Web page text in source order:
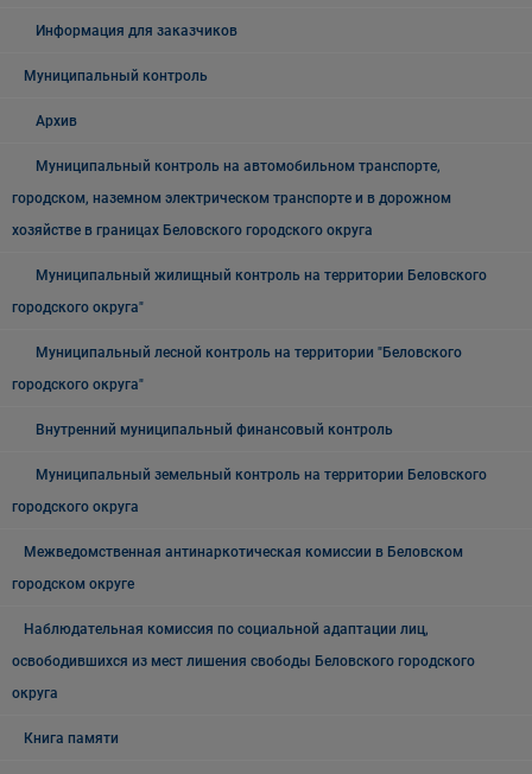
Информация для заказчиков
Муниципальный контроль
Архив
Муниципальный контроль на автомобильном транспорте,
городском, наземном электрическом транспорте и в дорожном
хозяйстве в границах Беловского городского округа
Муниципальный жилищный контроль на территории Беловского
городского округа"
Муниципальный лесной контроль на территории "Беловского
городского округа"
Внутренний муниципальный финансовый контроль
Муниципальный земельный контроль на территории Беловского
городского округа
Межведомственная антинаркотическая комиссии в Беловском
городском округе
Наблюдательная комиссия по социальной адаптации лиц,
освободившихся из мест лишения свободы Беловского городского
округа
Книга памяти